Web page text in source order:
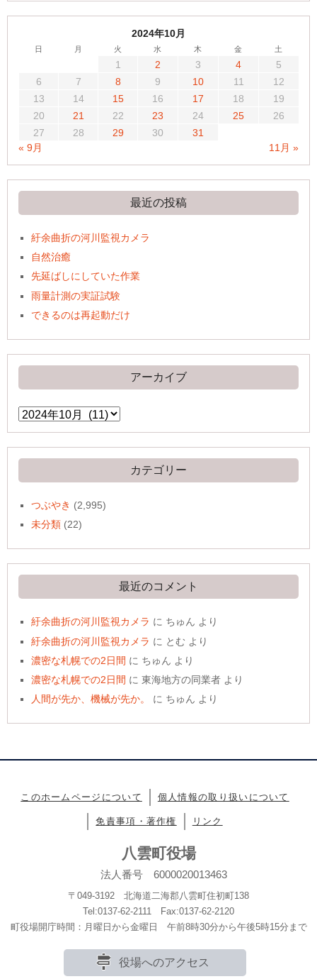
2024年10月
日 月 火 水 木 金 土
1 2 3 4
5
6
7 8 9 10 11
12
13
14 15 16 17 18
19
20
21 22 23 24 25
26
27
28 29 30
31
« 9月
11月 »
最近の投稿
紆余曲折の河川監視カメラ
自然治癒
先延ばしにしていた作業
雨量計測の実証試験
できるのは再起動だけ
アーカイブ
ア
ー
イ
ブ
カテゴリー
つぶやき (2,995)
未分類 (22)
最近のコメント
紆余曲折の河川監視カメラ に ちゅん より
紆余曲折の河川監視カメラ に とむ より
濃密な札幌での2日間 に ちゅん より
濃密な札幌での2日間 に東海地方の同業者 より
人間が先か、機械が先か。
に ちゅん より
このホームページについて 個人情報の取り扱いについて
免責事項・著作権 リンク
八雲町役場
法人番号 6000020013463
〒049-3192 北海道二海郡八雲町住初町138
Tel:0137-62-2111 Fax:0137-62-2120
町役場開庁時間：月曜日から金曜日 午前8時30分から午後5時15分まで
役場へのアクセス